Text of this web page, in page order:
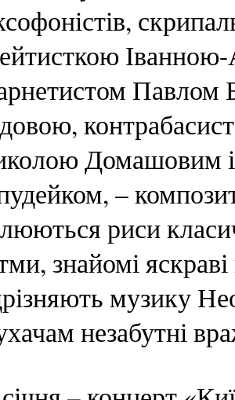
Павлом
Домашовим і
–
риси
знайомі
музику
незабутні